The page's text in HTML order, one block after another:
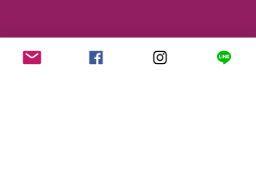
Möchtest du zum Newsletter hinzugefügt